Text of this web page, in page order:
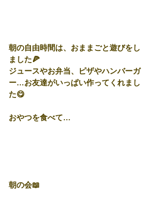
朝の自由時間は、おままごと遊びをし
ました🍕
ジュースやお弁当、ピザやハンバーガ
ー…お友達がいっぱい作ってくれまし
た😋
おやつを食べて…
朝の会📖